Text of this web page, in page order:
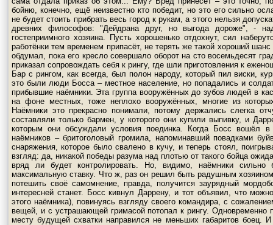
бойню, конечно, ещё неизвестно кто победит, но это его сильно
не будет стоить прибрать весь город к рукам, а этого нельзя
древних философов: "Дейдрана друг, но выгода дороже", -
гостеприимного хозяина. Пусть хорошенько отдохнут, сил
работёнки тем временем припасёт, не терять же такой хороший
обдумал, пока его кресло совершало оборот на сто восемьдесят
приказал сопровождать себя к рингу, где шли приготовления к
Бар с рингом, как всегда, был полон народу, который пил виски,
это были люди Босса – местное население, но попадались и
прибывшие наёмники. Эта группа вооружённых до зубов людей в
на фоне местных, тоже неплохо вооружённых, многие из
Наёмники это прекрасно понимали, потому держались слегка
составляли только бармен, у которого они купили выпивку, и
которым они обсуждали условия поединка. Когда Босс вошёл
наёмников – бритоголовый громила, напоминавший повадками
снаряжения, которое было свалено в кучу, и теперь стоял,
взгляд: да, никакой победы разума над плотью от такого бойца
вряд ли будет контролировать. Но, видимо, наёмники
максимальную ставку. Что ж, раз он решил быть радушным
потешить своё самомнение, правда, получится заурядный
интересней станет. Босс кивнул Даррену, и тот объявил, что
этого наёмника), повинуясь взгляду своего командира, с
вещей, и с устрашающей гримасой потопал к рингу. Одновременно
месту будущей схватки направился не меньших габаритов боец.